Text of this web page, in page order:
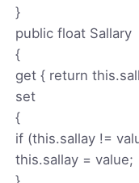
}
public float Sallary
{
get { return
set
{
if (this.sallay !=
this.sallay = value;